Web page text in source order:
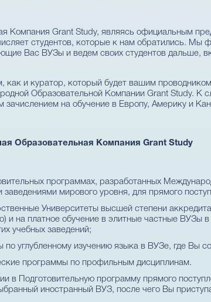
Компания Grant Study, являясь официальным
студентов, которые к нам обратились. Мы
Вас ВУЗы и ведем своих студентов дальше,
как и куратор, который будет вашим
Образовательной Компании Grant Study. К
на обучение в Европу, Америку и
Образовательная Компания Grant Study
программах, разработанных
мирового уровня, для прямого
Университеты высшей степени
и на платное обучение в элитные частные ВУЗы
учебных заведений;
по углубленному изучению языка в ВУЗе, где Вы
программы по профильным дисциплинам.
в Подготовительную программу прямого
иностранный ВУЗ, после чего Вы